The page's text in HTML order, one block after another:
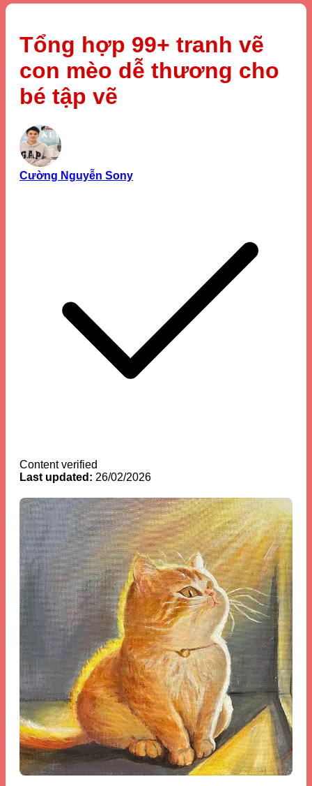
Tổng hợp 99+ tranh vẽ
con mèo dễ thương cho
bé tập vẽ
Cường Nguyễn Sony
Content verified
Last updated: 26/02/2026